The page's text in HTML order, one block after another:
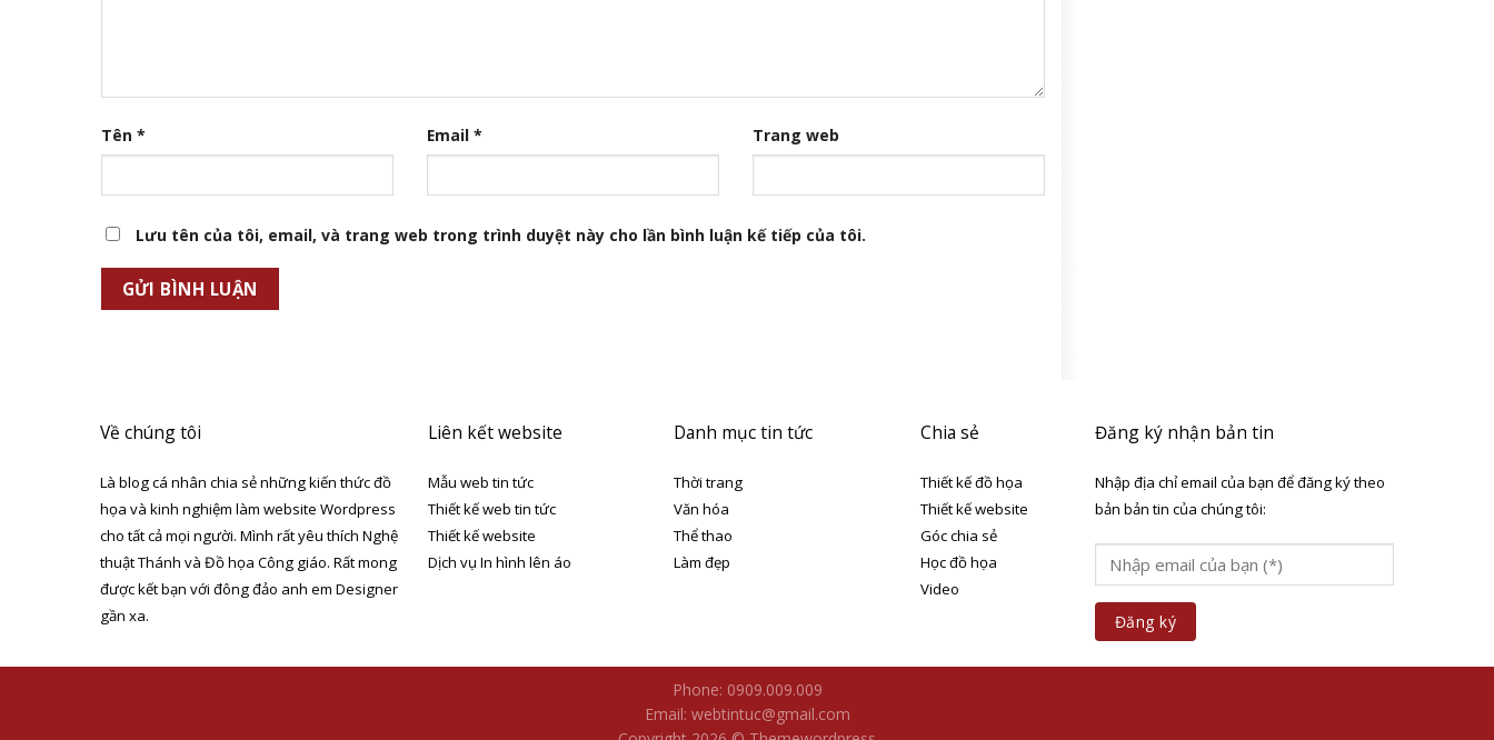
Tên * Email * Trang web
Lưu tên của tôi, email, và trang web trong trình duyệt này cho lần bình luận kế tiếp của tôi.
Về chúng tôi
Là blog cá nhân chia sẻ những kiến thức đồ
họa và kinh nghiệm làm website Wordpress
cho tất cả mọi người. Mình rất yêu thích Nghệ
thuật Thánh và Đồ họa Công giáo. Rất mong
được kết bạn với đông đảo anh em Designer
gần xa.
Liên kết website
Mẫu web tin tức
Thiết kế web tin tức
Thiết kế website
Dịch vụ In hình lên áo
Danh mục tin tức
Thời trang
Văn hóa
Thể thao
Làm đẹp
Chia sẻ
Thiết kế đồ họa
Thiết kế website
Góc chia sẻ
Học đồ họa
Video
Đăng ký nhận bản tin
Nhập địa chỉ email của bạn để đăng ký theo
bản bản tin của chúng tôi:
Phone: 0909.009.009
Email: webtintuc@gmail.com